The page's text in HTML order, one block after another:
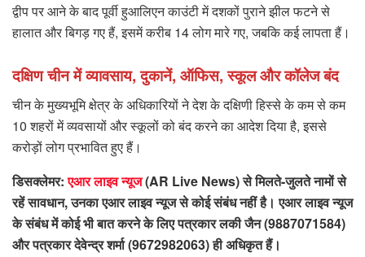
द्वीप पर आने के बाद पूर्वी हुआलिएन काउंटी में दशकों पुराने झील फटने से
हालात और बिगड़ गए हैं, इसमें करीब 14 लोग मारे गए, जबकि कई लापता हैं।
दक्षिण चीन में व्यावसाय, दुकानें, ऑफिस, स्कूल और कॉलेज बंद
चीन के मुख्यभूमि क्षेत्र के अधिकारियों ने देश के दक्षिणी हिस्से के कम से कम
10 शहरों में व्यवसायों और स्कूलों को बंद करने का आदेश दिया है, इससे
करोड़ों लोग प्रभावित हुए हैं।
डिसक्लेमर:एआर लाइव न्यूज(AR Live News) से मिलते-जुलते नामों से
रहें सावधान, उनका एआर लाइव न्यूज से कोई संबंध नहीं है। एआर लाइव न्यूज
के संबंध में कोई भी बात करने के लिए पत्रकार लकी जैन (9887071584)
और पत्रकार देवेन्द्र शर्मा (9672982063) ही अधिकृत हैं।